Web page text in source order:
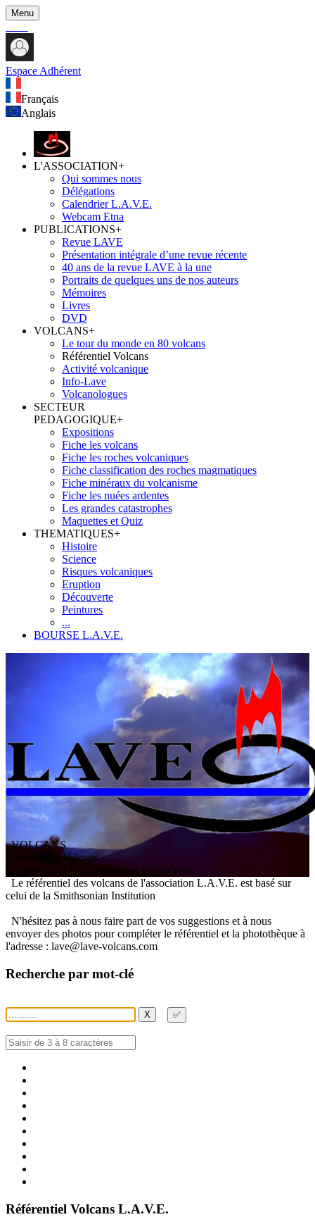
Menu
Espace Adhérent
Français
Anglais
L'ASSOCIATION+
Qui sommes nous
Délégations
Calendrier L.A.V.E.
Webcam Etna
PUBLICATIONS+
Revue LAVE
Présentation intégrale d’une revue récente
40 ans de la revue LAVE à la une
Portraits de quelques uns de nos auteurs
Mémoires
Livres
DVD
VOLCANS+
Le tour du monde en 80 volcans
Référentiel Volcans
Activité volcanique
Info-Lave
Volcanologues
SECTEUR
PEDAGOGIQUE+
Expositions
Fiche les volcans
Fiche les roches volcaniques
Fiche classification des roches magmatiques
Fiche minéraux du volcanisme
Fiche les nuées ardentes
Les grandes catastrophes
Maquettes et Quiz
THEMATIQUES+
Histoire
Science
Risques volcaniques
Eruption
Découverte
Peintures
...
BOURSE L.A.V.E.
VOLCANS
/ Référentiel Volcans
ssociation V olcanologiqueEuropéenne
Le référentiel des volcans de l'association L.A.V.E. est basé sur
celui de la Smithsonian Institution
N'hésitez pas à nous faire part de vos suggestions et à nous
envoyer des photos pour compléter le référentiel et la photothèque à
l'adresse : lave@lave-volcans.com
Recherche par mot-clé
X ✅
Référentiel Volcans L.A.V.E.